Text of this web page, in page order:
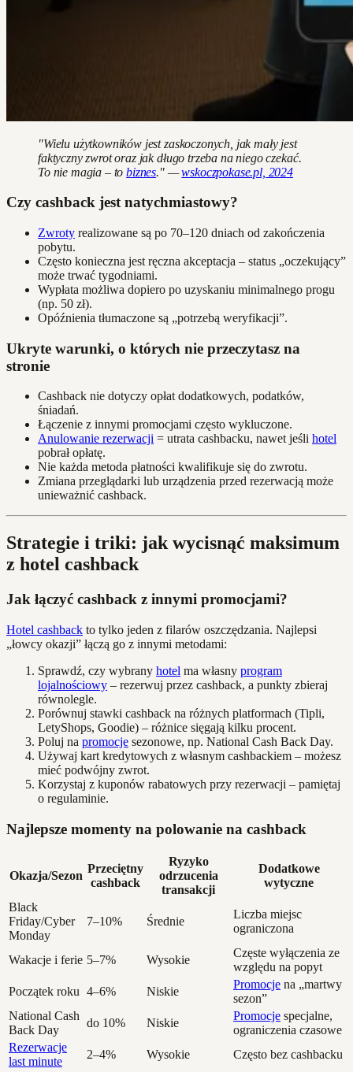
"Wielu użytkowników jest zaskoczonych, jak mały jest
faktyczny zwrot oraz jak długo trzeba na niego czekać.
To nie magia – tobiznes." —wskoczpokase.pl, 2024
Czy cashback jest natychmiastowy?
Zwroty realizowane są po 70–120 dniach od zakończenia
pobytu.
Często konieczna jest ręczna akceptacja – status „oczekujący”
może trwać tygodniami.
Wypłata możliwa dopiero po uzyskaniu minimalnego progu
(np. 50 zł).
Opóźnienia tłumaczone są „potrzebą weryfikacji”.
Ukryte warunki, o których nie przeczytasz na
stronie
Cashback nie dotyczy opłat dodatkowych, podatków,
śniadań.
Łączenie z innymi promocjami często wykluczone.
Anulowanie rezerwacji = utrata cashbacku, nawet jeśli hotel
pobrał opłatę.
Nie każda metoda płatności kwalifikuje się do zwrotu.
Zmiana przeglądarki lub urządzenia przed rezerwacją może
unieważnić cashback.
Strategie i triki: jak wycisnąć maksimum
z hotel cashback
Jak łączyć cashback z innymi promocjami?
Hotel cashback to tylko jeden z filarów oszczędzania. Najlepsi
„łowcy okazji” łączą go z innymi metodami:
Sprawdź, czy wybrany hotel ma własny program
lojalnościowy – rezerwuj przez cashback, a punkty zbieraj
równolegle.
Porównuj stawki cashback na różnych platformach (Tipli,
LetyShops, Goodie) – różnice sięgają kilku procent.
Poluj na promocje sezonowe, np. National Cash Back Day.
Używaj kart kredytowych z własnym cashbackiem – możesz
mieć podwójny zwrot.
Korzystaj z kuponów rabatowych przy rezerwacji – pamiętaj
o regulaminie.
Najlepsze momenty na polowanie na cashback
Okazja/Sezon
Przeciętny
cashback
Ryzyko
odrzucenia
transakcji
Dodatkowe
wytyczne
Black
Friday/Cyber
Monday
7–10% Średnie
Liczba miejsc
ograniczona
Wakacje i ferie 5–7% Wysokie
Częste wyłączenia ze
względu na popyt
Początek roku 4–6% Niskie
Promocje na „martwy
sezon”
National Cash
Back Day
do 10% Niskie
Promocje specjalne,
ograniczenia czasowe
Rezerwacje
last minute
2–4% Wysokie Często bez cashbacku